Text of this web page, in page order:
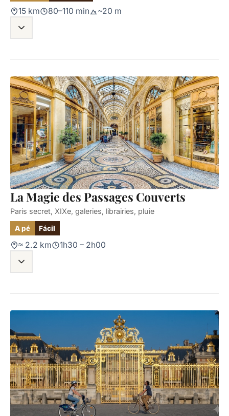
15 km 80–110 min ~20 m
La Magie des Passages Couverts
Paris secret, XIXe, galeries, librairies, pluie
A pé Fácil
≈ 2.2 km 1h30 – 2h00